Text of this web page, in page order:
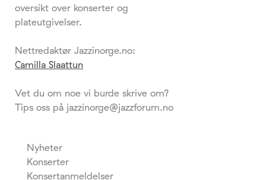
oversikt over konserter og
plateutgivelser.
Nettredaktør Jazzinorge.no:
Camilla Slaattun
Vet du om noe vi burde skrive om?
Tips oss på jazzinorge@jazzforum.no
Nyheter
Konserter
Konsertanmeldelser